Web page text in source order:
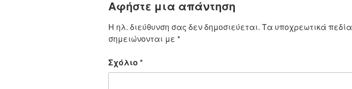
Αφήστε μια απάντηση
Η ηλ. διεύθυνση σας δεν δημοσιεύεται. Τα υποχρεωτικά πεδία
σημειώνονται με *
Σχόλιο *